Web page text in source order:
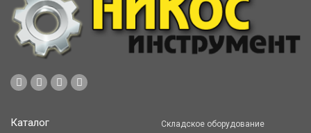
Каталог
Складское оборудование